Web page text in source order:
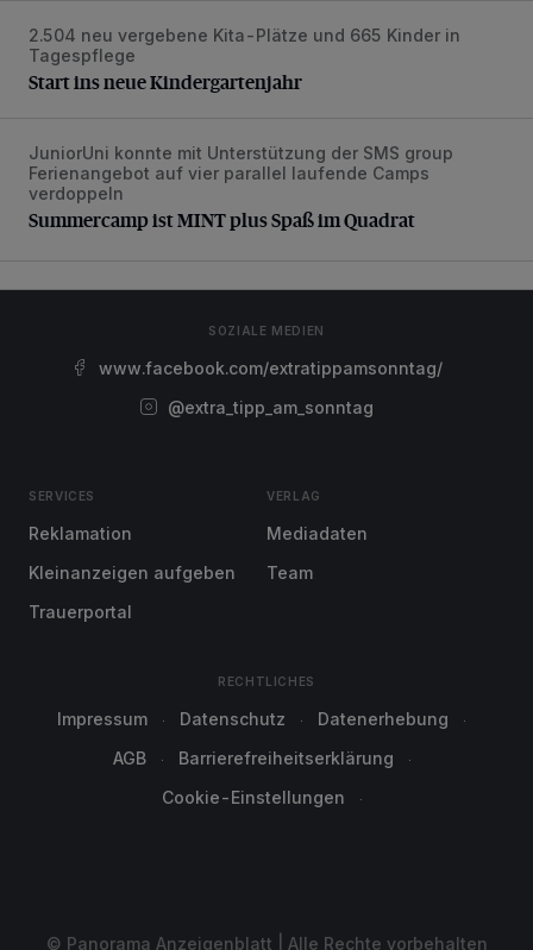
Start ins neue Kindergartenjahr
2.504 neu vergebene Kita-Plätze und 665 Kinder in
Tagespflege
Start ins neue Kindergartenjahr
Summercamp ist MINT plus Spaß im Quadrat
JuniorUni konnte mit Unterstützung der SMS group
Ferienangebot auf vier parallel laufende Camps
verdoppeln
Summercamp ist MINT plus Spaß im Quadrat
SOZIALE MEDIEN
www.facebook.com/extratippamsonntag/
@extra_tipp_am_sonntag
SERVICES
Reklamation
Kleinanzeigen aufgeben
Trauerportal
VERLAG
Mediadaten
Team
RECHTLICHES
Impressum Datenschutz
Datenerhebung
AGB
Barrierefreiheitserklärung
Cookie-Einstellungen
© Panorama Anzeigenblatt | Alle Rechte vorbehalten